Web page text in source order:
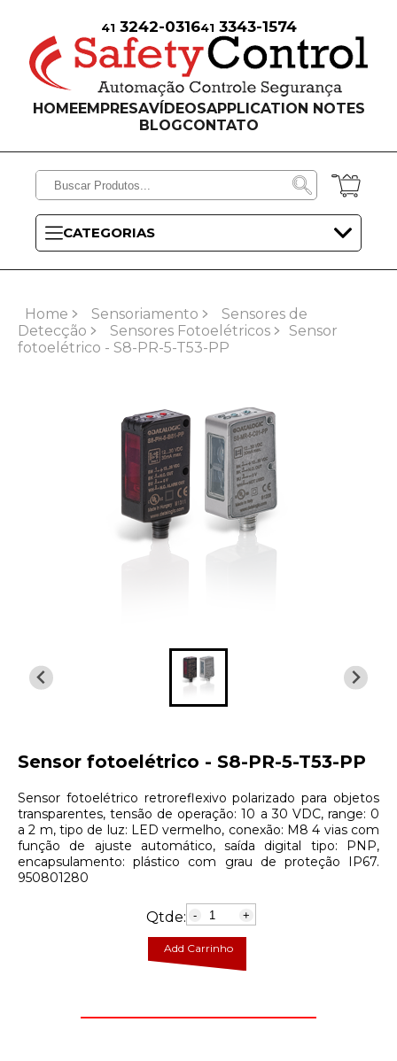
41 3242-031641 3343-1574
HOMEEMPRESAVÍDEOSAPPLICATION NOTES
BLOGCONTATO
CATEGORIAS
Home Sensoriamento
Sensores de
Detecção
Sensores Fotoelétricos
Sensor
fotoelétrico - S8-PR-5-T53-PP
Sensor fotoelétrico - S8-PR-5-T53-PP
Sensor fotoelétrico retroreflexivo polarizado para objetos
transparentes, tensão de operação: 10 a 30 VDC, range: 0
a 2 m, tipo de luz: LED vermelho, conexão: M8 4 vias com
função de ajuste automático, saída digital tipo: PNP,
encapsulamento: plástico com grau de proteção IP67.
950801280
Qtde: - +
Add Carrinho